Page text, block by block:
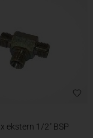
ekstern 1/2" BSP